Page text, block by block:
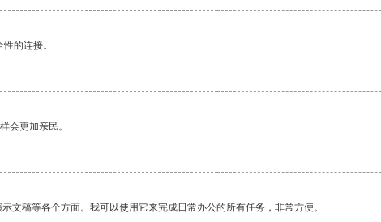
的连接。
会更加亲民。
文稿等各个方面。我可以使用它来完成日常办公的所有任务，非常方便。